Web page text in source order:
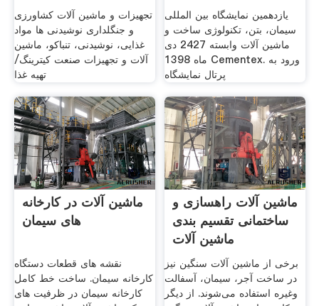
تجهیزات و ماشین آلات کشاورزی
و جنگلداری نوشیدنی ها مواد
غذایی، نوشیدنی، تنباکو، ماشین
آلات و تجهیزات صنعت کیترینگ/
تهیه غذا
یازدهمین نمایشگاه بین المللی
سیمان، بتن، تکنولوژی ساخت و
ماشین آلات وابسته 2427 دی
ماه 1398 Cementex. ورود به
پرتال نمایشگاه
ماشین آلات در کارخانه
های سیمان
نقشه های قطعات دستگاه
کارخانه سیمان. ساخت خط کامل
کارخانه سیمان در ظرفیت های
ماشین آلات راهسازی و
ساختمانی تقسیم بندی
ماشین آلات
برخی از ماشین آلات سنگین نیز
در ساخت آجر، سیمان، آسفالت
وغیره استفاده می‌شوند. از دیگر